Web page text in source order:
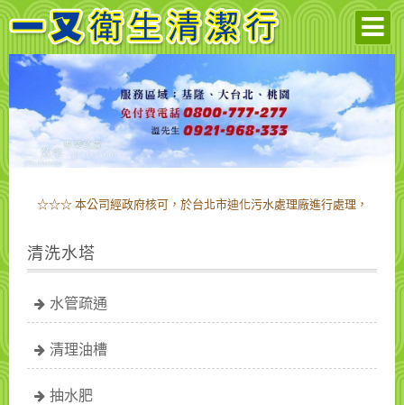
敬請放心! ☆☆☆
☆☆☆ 本公司經政府核可，於台北市迪化污水處理廠進行處理，
敬請放心! ☆☆☆
清洗水塔
水管疏通
清理油槽
抽水肥